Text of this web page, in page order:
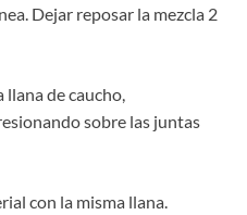
Dejar reposar la mezcla 2
de caucho,
sobre las juntas
con la misma llana.